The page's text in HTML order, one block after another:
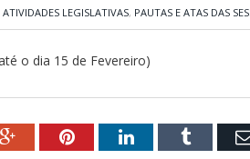
ATIVIDADES LEGISLATIVAS, PAUTAS E ATAS DAS
o dia 15 de Fevereiro)
Google+PinterestLinkedInTumblr